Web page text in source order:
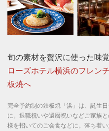
旬の素材を贅沢に使った味
ローズホテル横浜のフレン
板焼へ
完全予約制の鉄板焼「浜」は、誕生
に。退職祝いや還暦祝いなどご家族
様を招いてのご会食などに。落ち着